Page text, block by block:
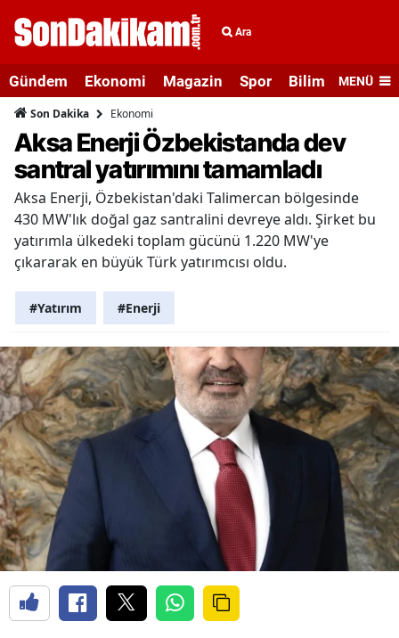
Ara
Gündem Ekonomi Magazin Spor Bilim veMENÜ
Son Dakika Ekonomi
Aksa Enerji Özbekistanda dev
santral yatırımını tamamladı
Aksa Enerji, Özbekistan'daki Talimercan bölgesinde
430 MW'lık doğal gaz santralini devreye aldı. Şirket bu
yatırımla ülkedeki toplam gücünü 1.220 MW'ye
çıkararak en büyük Türk yatırımcısı oldu.
#Yatırım #Enerji